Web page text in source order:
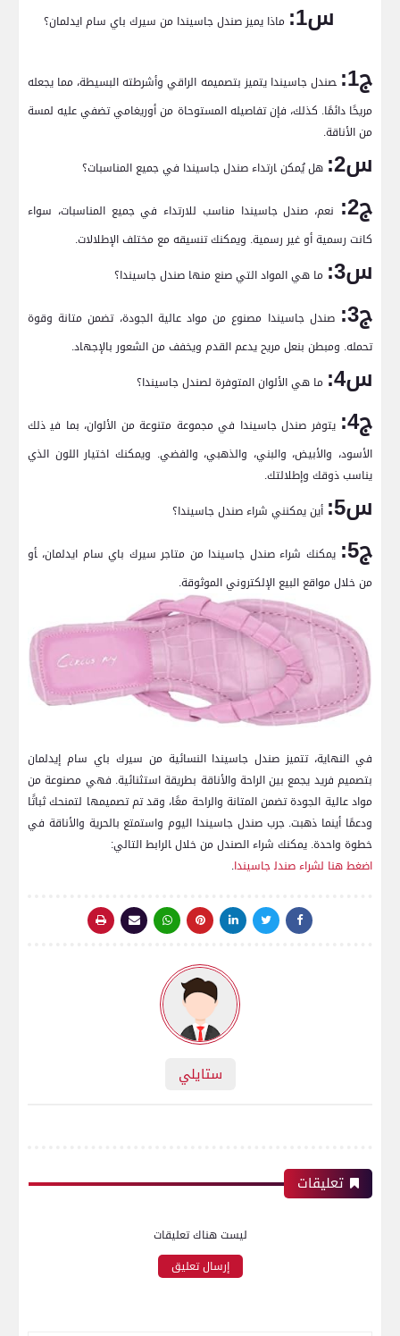
س1: ماذا يميز صندل جاسيندا من سيرك باي​ سام ايدلمان؟
ج1:
‍صندل جاسيندا يتميز بتصميمه ⁢الراقي⁤ وأشرطته ‌البسيطة، مما يجعله​
مريحًا دائمًا. كذلك، فإن تفاصيله المستوحاة من أوريغامي تضفي عليه⁢ لمسة
من الأناقة.
س2: هل يُمكن ‍ارتداء صندل جاسيندا في جميع المناسبات؟
ج2:
نعم، صندل جاسيندا مناسب للارتداء في جميع المناسبات، ​سواء⁤
كانت رسمية أو غير رسمية. ويمكنك تنسيقه مع مختلف الإطلالات.
س3: ما هي⁢ المواد التي صنع منها صندل جاسيندا؟
ج3:
صندل جاسيندا مصنوع من مواد عالية الجودة، تضمن متانة وقوة
تحمله. ومبطن بنعل مريح يدعم القدم ويخفف من الشعور بالإجهاد.
س4: ما هي الألوان المتوفرة لصندل جاسيندا؟
ج4:
يتوفر ⁤صندل جاسيندا في مجموعة متنوعة​ من الألوان، ‌بما في‍ ذلك
الأسود، والأبيض، والبني،⁣ والذهبي، والفضي. ويمكنك اختيار اللون الذي
يناسب‌ ذوقك وإطلالتك.
س5: أين يمكنني شراء صندل جاسيندا؟
ج5:
يمكنك شراء صندل جاسيندا من متاجر سيرك‌ باي سام​ ايدلمان، ‍أو⁣
من خلال مواقع البيع الإلكتروني الموثوقة.
في ⁤النهاية،‍ تتميز صندل⁤ جاسيندا النسائية من ⁣سيرك​ باي سام⁣ إيدلمان
بتصميم فريد‍ يجمع⁤ بين الراحة والأناقة بطريقة استثنائية. فهي مصنوعة من
مواد عالية الجودة تضمن المتانة والراحة معًا،⁤ وقد​ تم تصميمها لتمنحك ثباتًا
ودعمًا أينما ذهبت. جرب صندل جاسيندا ⁣اليوم واستمتع بالحرية والأناقة في
خطوة واحدة. يمكنك شراء الصندل من خلال ‍الرابط التالي:
اضغط هنا لشراء صندل‍ جاسيندا.
ستايلي
تعليقات
ليست هناك تعليقات
إرسال تعليق